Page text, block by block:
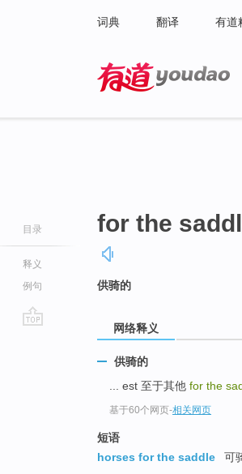
词典 翻译 有道
目录
释义
例句
for the
供骑的
网络释义
供骑的
... est 至于其他 for the
基于60个网页-相关网页
短语
horses for the saddle
可